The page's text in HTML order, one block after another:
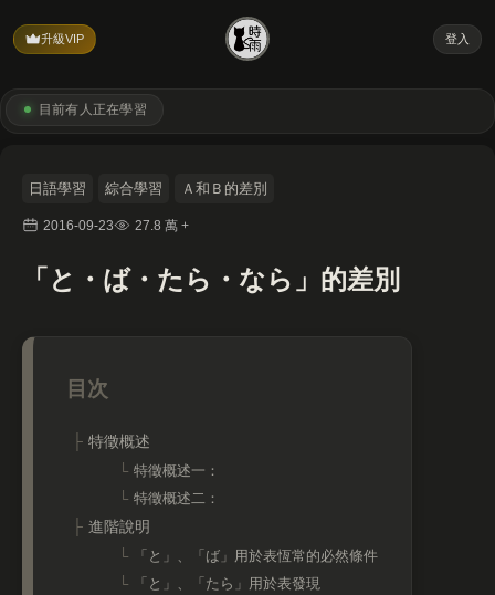
升級VIP 登入
目前有 人正在學習
日語學習 綜合學習 Ａ和Ｂ的差別
2016-09-23 27.8 萬 +
「と・ば・たら・なら」的差別
特徵概述
特徵概述一：
特徵概述二：
進階說明
「と」、「ば」用於表恆常的必然條件
「と」、「たら」用於表發現